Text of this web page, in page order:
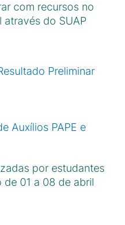
com recursos no
através do SUAP
Preliminar
Auxílios PAPE e
por estudantes
01 a 08 de abril